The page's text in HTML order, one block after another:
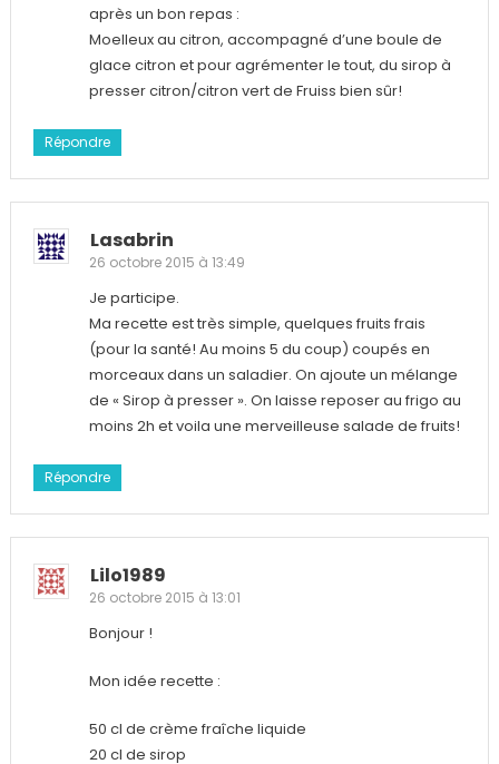
après un bon repas :
Moelleux au citron, accompagné d’une boule de
glace citron et pour agrémenter le tout, du sirop à
presser citron/citron vert de Fruiss bien sûr!
Répondre
Lasabrin
26 octobre 2015 à 13:49
Je participe.
Ma recette est très simple, quelques fruits frais
(pour la santé! Au moins 5 du coup) coupés en
morceaux dans un saladier. On ajoute un mélange
de « Sirop à presser ». On laisse reposer au frigo au
moins 2h et voila une merveilleuse salade de fruits!
Répondre
Lilo1989
26 octobre 2015 à 13:01
Bonjour !
Mon idée recette :
50 cl de crème fraîche liquide
20 cl de sirop